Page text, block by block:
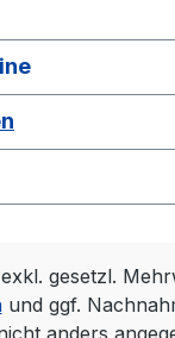
gesetzl.
und ggf.
anders